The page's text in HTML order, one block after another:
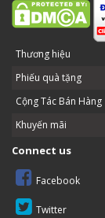
Thương hiệu
Phiếu quà tặng
Cộng Tác Bán Hàng
Khuyến mãi
Connect us
Facebook
Twitter